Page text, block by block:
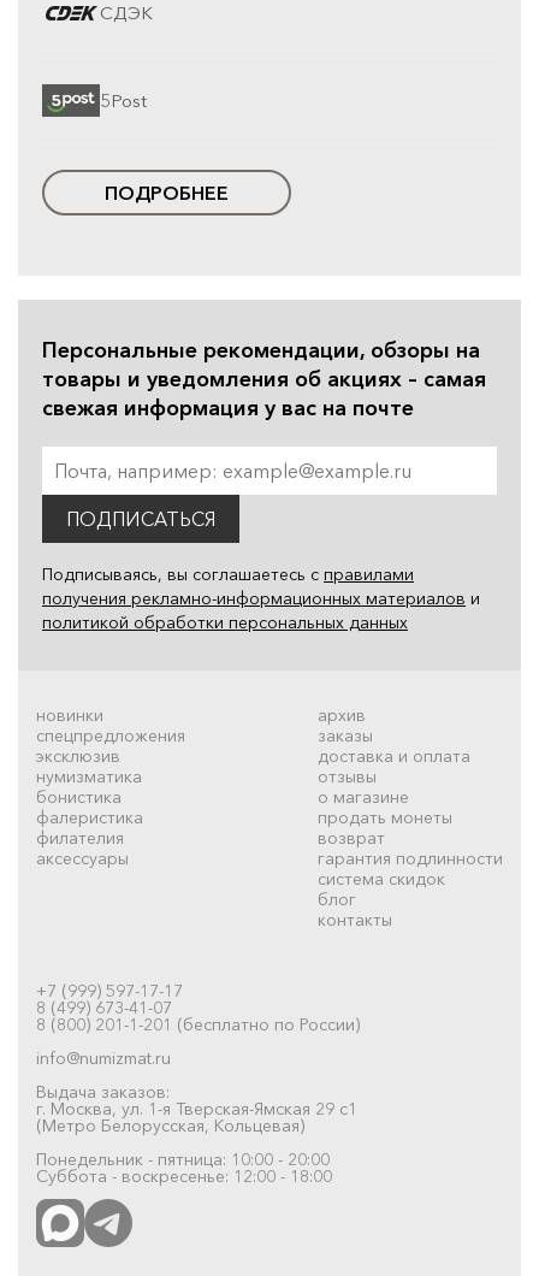
СДЭК
5Post
ПОДРОБНЕЕ
Персональные рекомендации, обзоры на
товары и уведомления об акциях – самая
свежая информация у вас на почте
ПОДПИСАТЬСЯ
Подписываясь, вы соглашаетесь с правилами
получения рекламно-информационных материалов и
политикой обработки персональных данных
новинки
спецпредложения
эксклюзив
нумизматика
бонистика
фалеристика
филателия
аксессуары
архив
заказы
доставка и оплата
отзывы
о магазине
продать монеты
возврат
гарантия подлинности
система скидок
блог
контакты
+7 (999) 597-17-17
8 (499) 673-41-07
8 (800) 201-1-201 (бесплатно по России)
info@numizmat.ru
Выдача заказов:
г. Москва, ул. 1-я Тверская-Ямская 29 с1
(Метро Белорусская, Кольцевая)
Понедельник - пятница: 10:00 - 20:00
Суббота - воскресенье: 12:00 - 18:00